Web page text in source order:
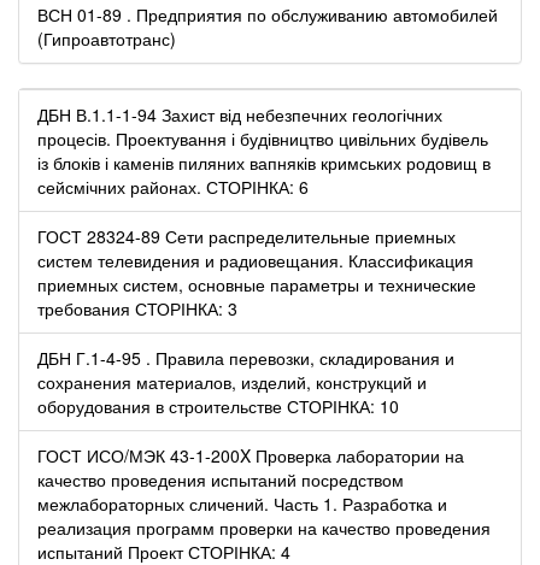
ВСН 01-89 . Предприятия по обслуживанию автомобилей
(Гипроавтотранс)
ДБН В.1.1-1-94 Захист від небезпечних геологічних
процесів. Проектування і будівництво цивільних будівель
із блоків і каменів пиляних вапняків кримських родовищ в
сейсмічних районах. СТОРІНКА: 6
ГОСТ 28324-89 Сети распределительные приемных
систем телевидения и радиовещания. Классификация
приемных систем, основные параметры и технические
требования СТОРІНКА: 3
ДБН Г.1-4-95 . Правила перевозки, складирования и
сохранения материалов, изделий, конструкций и
оборудования в строительстве СТОРІНКА: 10
ГОСТ ИСО/МЭК 43-1-200X Проверка лаборатории на
качество проведения испытаний посредством
межлабораторных сличений. Часть 1. Разработка и
реализация программ проверки на качество проведения
испытаний Проект СТОРІНКА: 4